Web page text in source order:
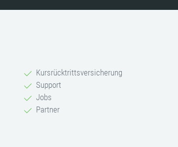
Kursrücktrittsversicherung
Support
Jobs
Partner